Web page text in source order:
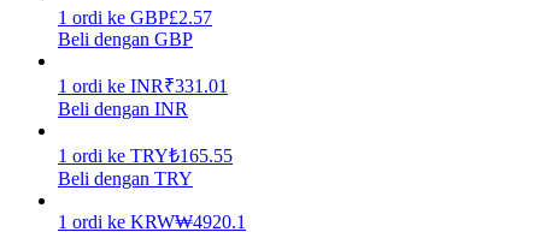
Dapatkan imbalan kompetitif setiap hari
1 ordi ke GBP£2.57
Beli dengan GBP
1 ordi ke INR₹331.01
Beli dengan INR
1 ordi ke TRY₺165.55
Beli dengan TRY
1 ordi ke KRW₩4920.1